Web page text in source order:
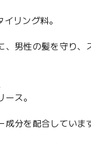
リング料。
男性の髪を守り、
ス。
分を配合してい